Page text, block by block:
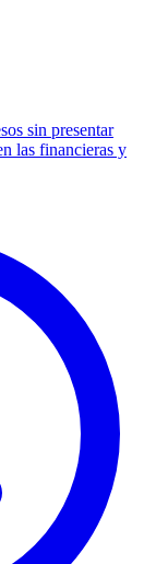
sin presentar
las financieras y